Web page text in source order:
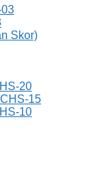
Skor)
20
15
10